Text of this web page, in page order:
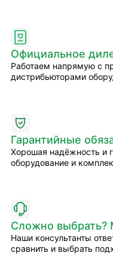
Официальное
Работаем напрямую с
дистрибьюторами
Гарантийные
Хорошая надёжность и
оборудование и
Сложно
Наши консультанты
сравнить и выбрать